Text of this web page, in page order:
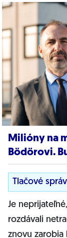
Milióny na
Bödörovi.
Tlačové
Je
rozdávali
znovu